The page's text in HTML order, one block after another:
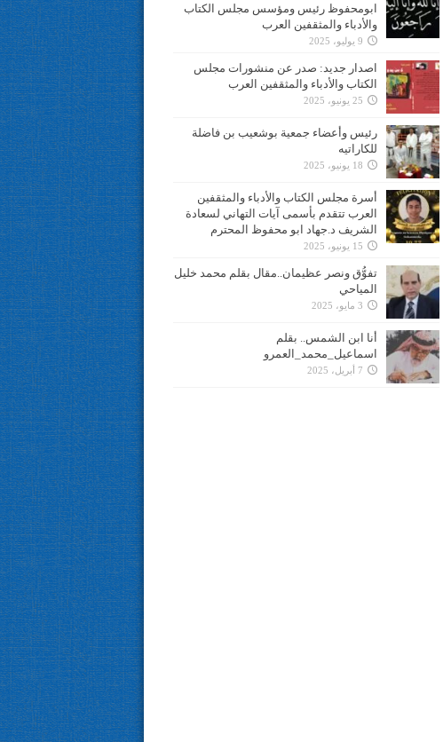
ابومحفوظ رئيس ومؤسس مجلس الكتاب
والأدباء والمثقفين العرب
9 يوليو، 2025
اصدار جديد: صدر عن منشورات مجلس
الكتاب والأدباء والمثقفين العرب
25 يونيو، 2025
رئيس وأعضاء جمعية بوشعيب بن فاضلة
للكاراتيه
18 يونيو، 2025
أسرة مجلس الكتاب والأدباء والمثقفين
العرب تتقدم بأسمى آيات التهاني لسعادة
الشريف د.جهاد ابو محفوظ المحترم
15 يونيو، 2025
تفوُّق ونصر عظيمان..مقال بقلم محمد خليل
المياحي
3 مايو، 2025
أنا ابن الشمس.. بقلم
اسماعيل_محمد_العمرو
7 أبريل، 2025